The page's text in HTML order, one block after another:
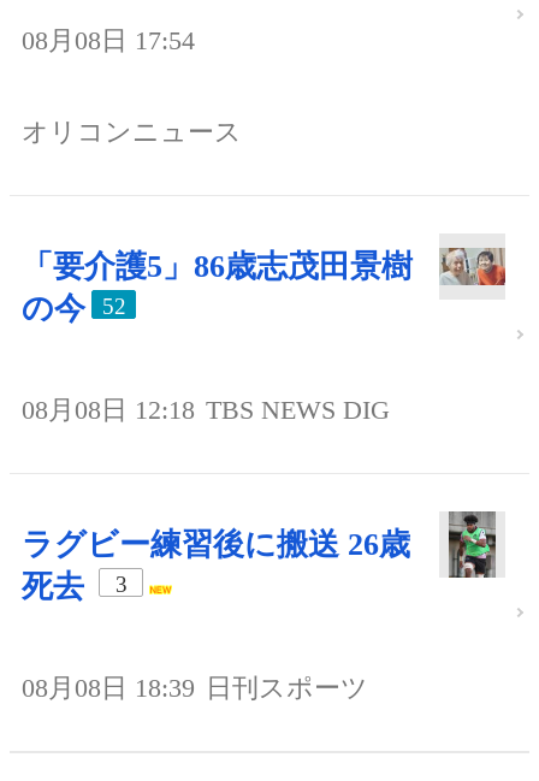
08月08日 17:54
オリコンニュース
「要介護5」86歳志茂田景樹
の今
52
08月08日 12:18 TBS NEWS DIG
ラグビー練習後に搬送 26歳
死去
3
08月08日 18:39 日刊スポーツ